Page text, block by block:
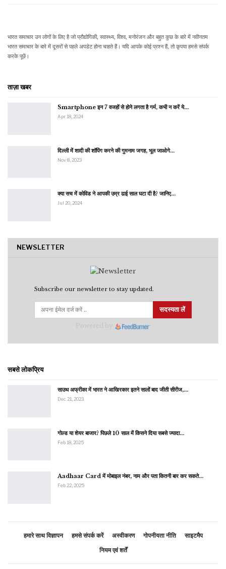
भारत समाचार उन लोगों के लिए है जो प्रौद्योगिकी, स्वास्थ्य, विश्व, मनोरंजन और बहुत कुछ के बारे में नवीनतम
भारत समाचार के बारे में दूसरों से पहले अपडेट होना चाहते हैं। यदि आपके कोई प्रश्न हैं, तो कृपया हमसे संपर्क
करके पूछें।
ताज़ा खबर
Smartphone इन 7 वजहों से होने लगता है गर्म, कभी न करें ये…
Apr 18, 2024
दिल्ली में शादी की शॉपिंग करने की गुमनाम जगह, भूल जाओगे…
Nov 8, 2023
क्या सच में कोविड ने आपकी उम्र ढाई साल घटा दी है? जानिए…
Jul 20, 2024
NEWSLETTER
Subscribe our newsletter to stay updated.
सदस्यता लें
सबसे लोकप्रिय
साउथ अफ्रीका में भारत ने आखिरकार इतने सालों बाद जीती सीरीज,…
Dec 21, 2023
गोल्ड या शेयर बाजार? पिछले 10 साल में किसने दिया सबसे ज्यादा…
Feb 18, 2025
Aadhaar Card में मोबाइल नंबर, नाम और पता कितनी बार कर सकते…
Feb 22, 2025
हमारे साथ विज्ञापन हमसे संपर्क करें अस्वीकरण गोपनीयता नीति
साइटमैप
नियम एवं शर्तें